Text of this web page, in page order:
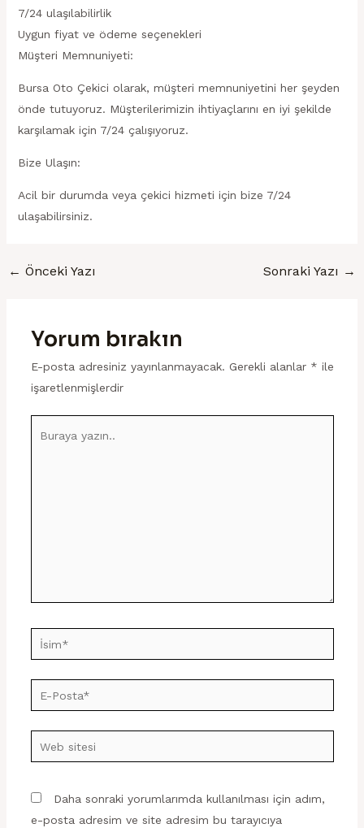
7/24 ulaşılabilirlik
Uygun fiyat ve ödeme seçenekleri
Müşteri Memnuniyeti:
Bursa Oto Çekici olarak, müşteri memnuniyetini her şeyden
önde tutuyoruz. Müşterilerimizin ihtiyaçlarını en iyi şekilde
karşılamak için 7/24 çalışıyoruz.
Bize Ulaşın:
Acil bir durumda veya çekici hizmeti için bize 7/24
ulaşabilirsiniz.
← Önceki Yazı Sonraki Yazı →
Yorum bırakın
E-posta adresiniz yayınlanmayacak. Gerekli alanlar * ile
işaretlenmişlerdir
İsim*
E-
Posta*
Web
sitesi
Daha sonraki yorumlarımda kullanılması için adım,
e-posta adresim ve site adresim bu tarayıcıya